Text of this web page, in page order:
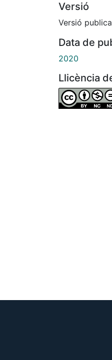
Versió
Versió
Data de
2020
Llicència